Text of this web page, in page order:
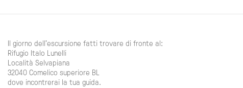
Il giorno dell'escursione fatti trovare di fronte al:
Rifugio Italo Lunelli
Località Selvapiana
32040 Comelico superiore BL
dove incontrerai la tua guida.